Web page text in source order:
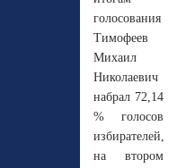
голосования
Тимофеев
Михаил
Николаевич
набрал 72,14
% голосов
избирателей,
на втором